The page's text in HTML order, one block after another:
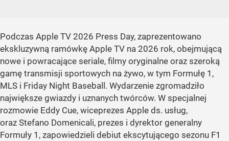
Podczas Apple TV 2026 Press Day, zaprezentowano
ekskluzywną ramówkę Apple TV na 2026 rok, obejmującą
nowe i powracające seriale, filmy oryginalne oraz szeroką
gamę transmisji sportowych na żywo, w tym Formułę 1,
MLS i Friday Night Baseball. Wydarzenie zgromadziło
największe gwiazdy i uznanych twórców. W specjalnej
rozmowie Eddy Cue, wiceprezes Apple ds. usług,
oraz Stefano Domenicali, prezes i dyrektor generalny
Formuły 1, zapowiedzieli debiut ekscytującego sezonu F1